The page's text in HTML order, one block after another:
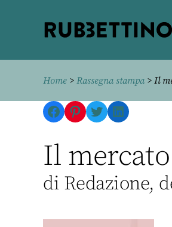
Home > Rassegna stampa> Il
Facebook
Pinterest
TwitterLinkedIn
Il
di Redazione,